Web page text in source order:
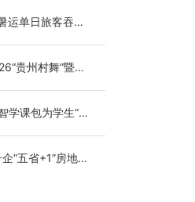
运单日旅客吞吐
贵州村舞”暨望
学课包为学生“精
“五省+1”房地产